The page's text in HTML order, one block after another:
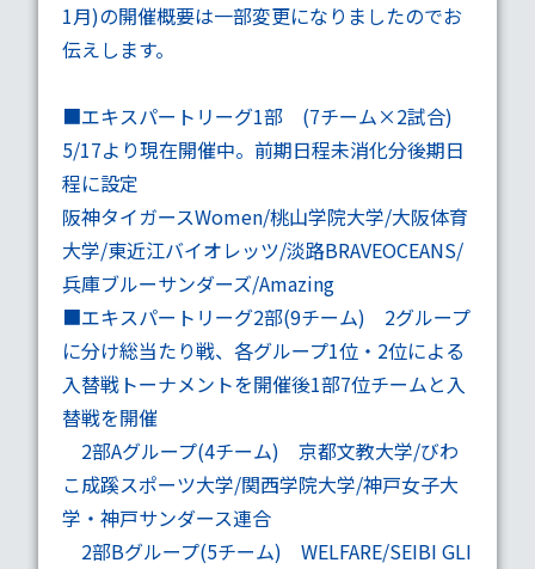
1月)の開催概要は一部変更になりましたのでお
伝えします。
■エキスパートリーグ1部 (7チーム×2試合)
5/17より現在開催中。前期日程未消化分後期日
程に設定
阪神タイガースWomen/桃山学院大学/大阪体育
大学/東近江バイオレッツ/淡路BRAVEOCEANS/
兵庫ブルーサンダーズ/Amazing
■エキスパートリーグ2部(9チーム) 2グループ
に分け総当たり戦、各グループ1位・2位による
入替戦トーナメントを開催後1部7位チームと入
替戦を開催
2部Aグループ(4チーム) 京都文教大学/びわ
こ成蹊スポーツ大学/関西学院大学/神戸女子大
学・神戸サンダース連合
2部Bグループ(5チーム) WELFARE/SEIBI GLI